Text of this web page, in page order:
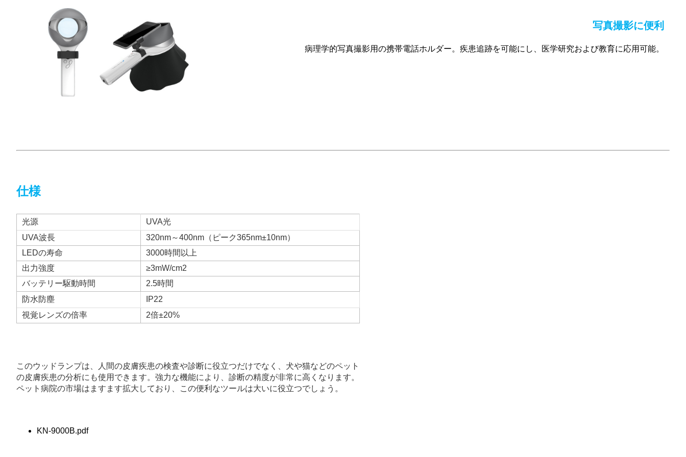
写真撮影に便利
病理学的写真撮影用の携帯電話ホルダー。疾患追跡を可能にし、医学研究および教育に応用可能。
仕様
光源
UVA光
UVA波長
320nm～400nm（ピーク365nm±10nm）
LEDの寿命
3000時間以上
出力強度
≥3mW/cm2
バッテリー駆動時間
2.5時間
防水防塵
IP22
視覚レンズの倍率
2倍±20%
このウッドランプは、人間の皮膚疾患の検査や診断に役立つだけでなく、犬や猫などのペット
の皮膚疾患の分析にも使用できます。強力な機能により、診断の精度が非常に高くなります。
ペット病院の市場はますます拡大しており、この便利なツールは大いに役立つでしょう。
KN-9000B.pdf